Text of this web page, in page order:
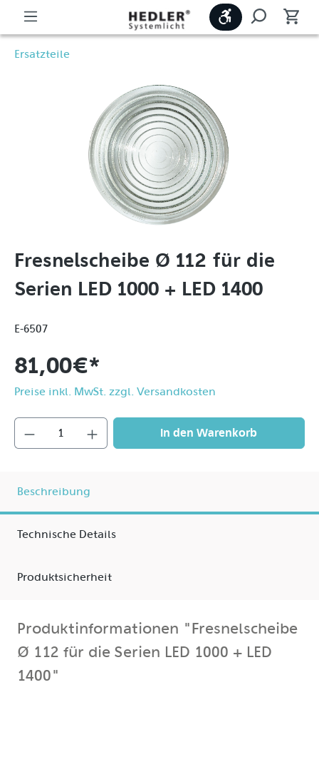
Ersatzteile
Fresnelscheibe Ø 112 für die
Serien LED 1000 + LED 1400
E-6507
81,00 €*
Preise inkl. MwSt. zzgl. Versandkosten
In den Warenkorb
Beschreibung
Technische Details
Produktsicherheit
Produktinformationen "Fresnelscheibe
Ø 112 für die Serien LED 1000 + LED
1400"